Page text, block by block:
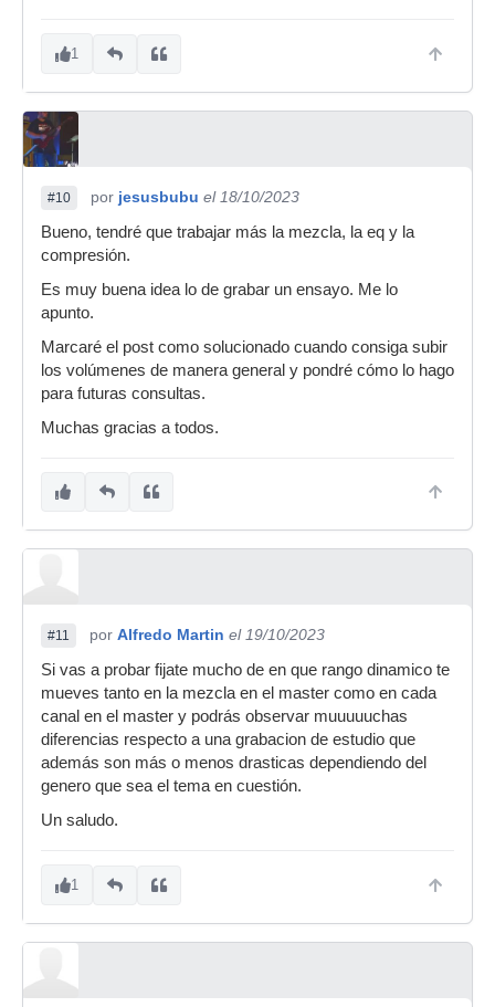
1
#10 por jesusbubu el 18/10/2023
Bueno, tendré que trabajar más la mezcla, la eq y la
compresión.
Es muy buena idea lo de grabar un ensayo. Me lo
apunto.
Marcaré el post como solucionado cuando consiga subir
los volúmenes de manera general y pondré cómo lo hago
para futuras consultas.
Muchas gracias a todos.
#11 por Alfredo Martin el 19/10/2023
Si vas a probar fijate mucho de en que rango dinamico te
mueves tanto en la mezcla en el master como en cada
canal en el master y podrás observar muuuuuchas
diferencias respecto a una grabacion de estudio que
además son más o menos drasticas dependiendo del
genero que sea el tema en cuestión.
Un saludo.
1